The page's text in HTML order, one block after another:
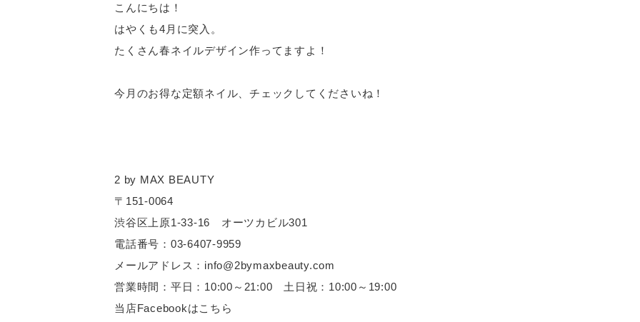
こんにちは！
はやくも4月に突入。
たくさん春ネイルデザイン作ってますよ！
今月のお得な定額ネイル、チェックしてくださいね！
2 by MAX BEAUTY
〒151-0064
渋谷区上原1-33-16 オーツカビル301
電話番号：03-6407-9959
メールアドレス：info@2bymaxbeauty.com
営業時間：平日：10:00～21:00 土日祝：10:00～19:00
当店Facebookはこちら